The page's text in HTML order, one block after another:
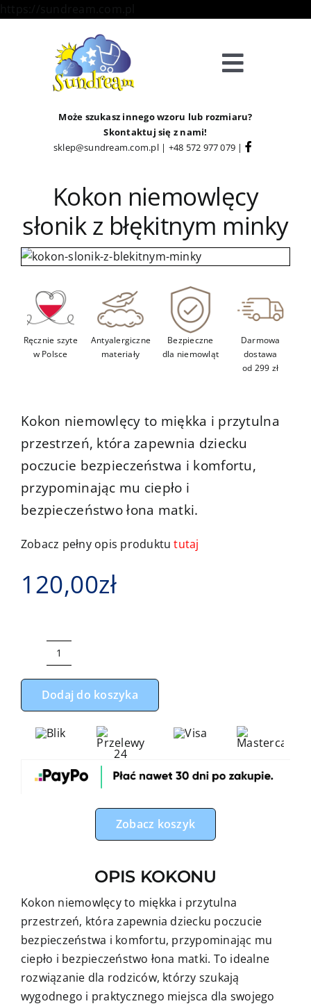
Toggle
Kategorie
Strefa Klienta
O Nas
Kontakt
Może szukasz innego wzoru lub rozmiaru?
Skontaktuj się z nami!
sklep@sundream.com.pl| +48 572 977 079 |
Kokon niemowlęcy
słonik z błękitnym minky
Ręcznie szyte
w Polsce
Antyalergiczne
materiały
Bezpieczne
dla niemowląt
Darmowa
dostawa
od 299 zł
Kokon niemowlęcy to miękka i przytulna
przestrzeń, która zapewnia dziecku
poczucie bezpieczeństwa i komfortu,
przypominając mu ciepło i
bezpieczeństwo łona matki.
Zobacz pełny opis produktututaj
120,00zł
ilość
Kokon
niemowlęcy
z
minky
Dodaj do koszyka
Zobacz koszyk
OPIS KOKONU
Kokon niemowlęcy to miękka i przytulna
przestrzeń, która zapewnia dziecku poczucie
bezpieczeństwa i komfortu, przypominając mu
ciepło i bezpieczeństwo łona matki. To idealne
rozwiązanie dla rodziców, którzy szukają
wygodnego i praktycznego miejsca dla swojego